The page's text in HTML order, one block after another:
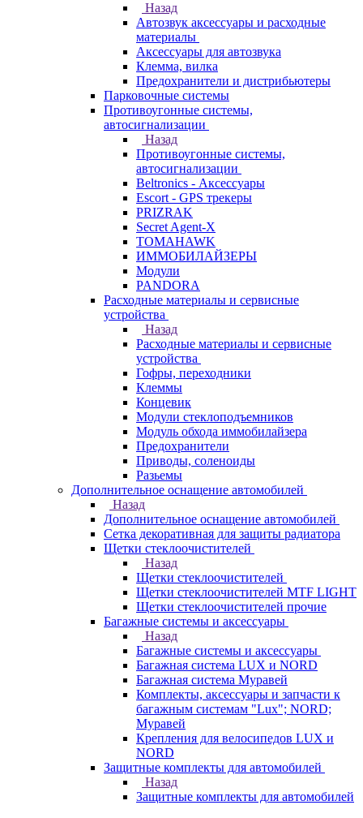
Назад
Автозвук аксессуары и расходные
материалы
Аксессуары для автозвука
Клемма, вилка
Предохранители и дистрибьютеры
Парковочные системы
Противоугонные системы,
автосигнализации
Назад
Противоугонные системы,
автосигнализации
Beltronics - Аксессуары
Escort - GPS трекеры
PRIZRAK
Secret Agent-X
TOMAHAWK
ИММОБИЛАЙЗЕРЫ
Модули
PANDORA
Расходные материалы и сервисные
устройства
Назад
Расходные материалы и сервисные
устройства
Гофры, переходники
Клеммы
Концевик
Модули стеклоподъемников
Модуль обхода иммобилайзера
Предохранители
Приводы, соленоиды
Разьемы
Дополнительное оснащение автомобилей
Назад
Дополнительное оснащение автомобилей
Сетка декоративная для защиты радиатора
Щетки стеклоочистителей
Назад
Щетки стеклоочистителей
Щетки стеклоочистителей MTF LIGHT
Щетки стеклоочистителей прочие
Багажные системы и аксессуары
Назад
Багажные системы и аксессуары
Багажная система LUX и NORD
Багажная система Муравей
Комплекты, аксессуары и запчасти к
багажным системам "Lux"; NORD;
Муравей
Крепления для велосипедов LUX и
NORD
Защитные комплекты для автомобилей
Назад
Защитные комплекты для автомобилей